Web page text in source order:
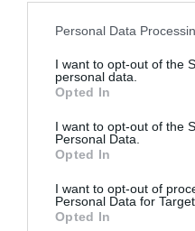
Please note that this
not limited to your visit or
grant or deny consent to
use your data for below
consent section.
Personal Data
I want to opt-out of the
personal data.
Opted In
I want to opt-out of the
Personal Data.
Opted In
I want to opt-out of
Personal Data for
Opted In
καθώς και
μπορεί να
μπορεί να
έχει σύνδρομο
πάσχει από
νόσου της